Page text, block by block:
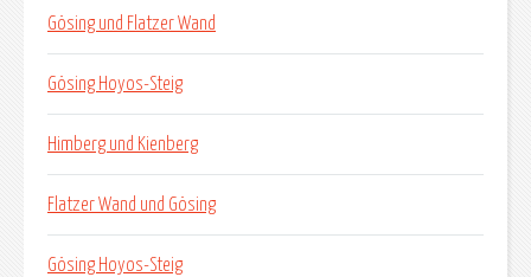
Gösing und Flatzer Wand
Gösing Hoyos-Steig
Himberg und Kienberg
Flatzer Wand und Gösing
Gösing Hoyos-Steig